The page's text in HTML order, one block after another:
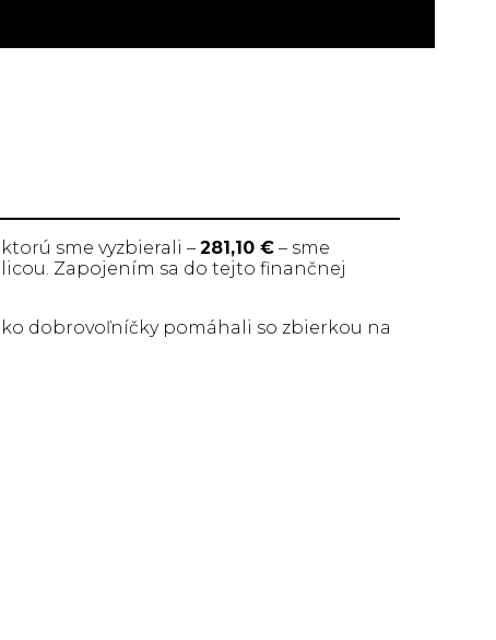
sme vyzbierali – 281,10 € – sme
Zapojením sa do tejto finančnej
dobrovoľníčky pomáhali so zbierkou na